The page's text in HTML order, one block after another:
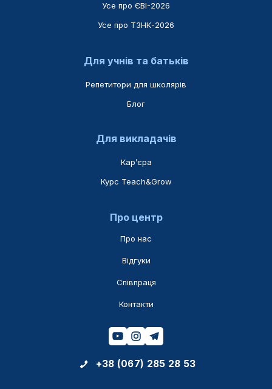
Усе про ЄВІ-2026
Усе про ТЗНК-2026
Для учнів та батьків
Репетитори для школярів
Блог
Для викладачів
Карʼєра
Курс Teach&Grow
Про центр
Про нас
Відгуки
Співпраця
Контакти
+38 (067) 285 28 53